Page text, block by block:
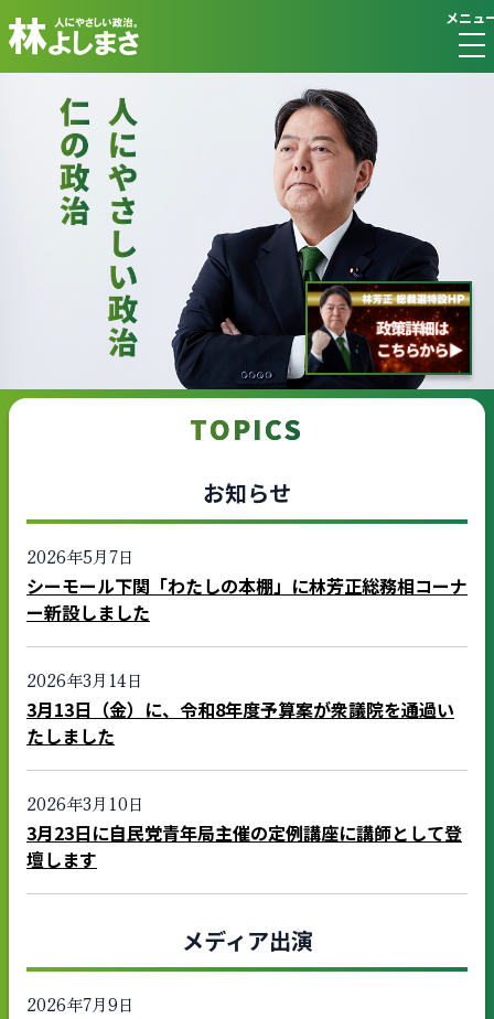
メニュ
TOPICS
お知らせ
2026年5月7日
シーモール下関「わたしの本棚」に林芳正総務相コーナ
ー新設しました
2026年3月14日
3月13日（金）に、令和8年度予算案が衆議院を通過い
たしました
2026年3月10日
3月23日に自民党青年局主催の定例講座に講師として登
壇します
メディア出演
2026年7月9日